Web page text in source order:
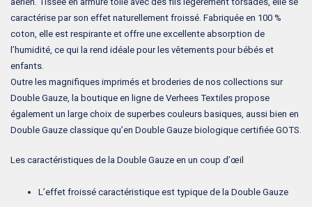
caractérise par son effet naturellement froissé. Fabriquée en 100 %
coton, elle est respirante et offre une excellente absorption de
l’humidité, ce qui la rend idéale pour les vêtements pour bébés et
enfants.
Outre les magnifiques imprimés et broderies de nos collections sur
Double Gauze, la boutique en ligne de Verhees Textiles propose
également un large choix de superbes couleurs basiques, aussi bien en
Double Gauze classique qu’en Double Gauze biologique certifiée GOTS.
Les caractéristiques de la Double Gauze en un coup d’œil
L’effet froissé caractéristique est typique de la Double Gauze